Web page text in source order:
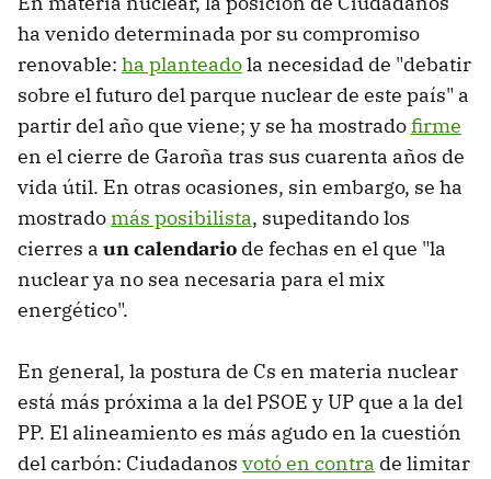
ha venido determinada por su compromiso
renovable: ha planteadola necesidad de "debatir
sobre el futuro del parque nuclear de este país" a
partir del año que viene; y se ha mostradofirme
en el cierre de Garoña tras sus cuarenta años de
vida útil. En otras ocasiones, sin embargo, se ha
mostradomás posibilista, supeditando los
cierres a un calendario de fechas en el que "la
nuclear ya no sea necesaria para el mix
energético".
En general, la postura de Cs en materia nuclear
está más próxima a la del PSOE y UP que a la del
PP. El alineamiento es más agudo en la cuestión
del carbón: Ciudadanos votó en contra de limitar